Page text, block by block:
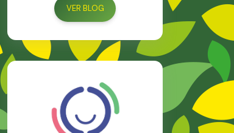
VER BLOG